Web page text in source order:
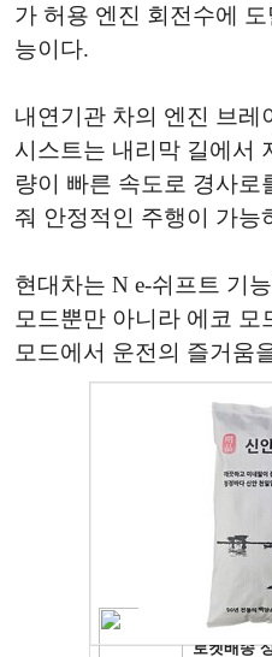
가 허용 엔진 회전수에
능이다.
내연기관 차의 엔진 브레
시스트는 내리막 길에서
량이 빠른 속도로 경사로
줘 안정적인 주행이 가능
현대차는 N e-쉬프트 기
모드뿐만 아니라 에코 모
모드에서 운전의 즐거움